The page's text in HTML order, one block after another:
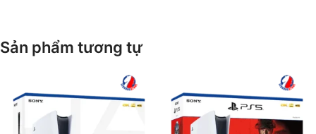
Sản phẩm tương tự